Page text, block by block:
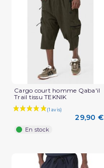
(3 avis)
Cargo court homme Qaba'il
Trail tissu TEKNIK
29,90 €
En stock